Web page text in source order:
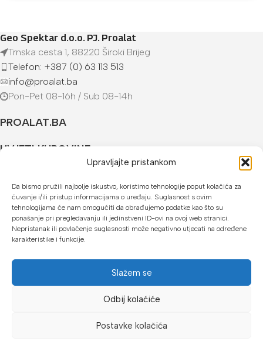
Upravljajte pristankom
Da bismo pružili najbolje iskustvo, koristimo tehnologije poput kolačića za
čuvanje i/ili pristup informacijama o uređaju. Suglasnost s ovim
tehnologijama će nam omogućiti da obrađujemo podatke kao što su
ponašanje pri pregledavanju ili jedinstveni ID-ovi na ovoj web stranici.
Nepristanak ili povlačenje suglasnosti može negativno utjecati na određene
karakteristike i funkcije.
Slažem se
Odbij kolaćiće
Postavke kolačića
Geo Spektar d.o.o. PJ. Proalat
Trnska cesta 1, 88220 Široki Brijeg
Telefon: +387 (0) 63 113 513
info@proalat.ba
Pon-Pet 08-16h / Sub 08-14h
PROALAT.BA
UVJETI KUPOVINE
U našoj web trgovini možete platiti:
Kreditnim karticama jednokratno ili do 24 rate
Općom uplatnicom, virmanom, internet bankarstvom
Gotovinom prilikom preuzimanja
Mikrofin do 18 rata
Copyright © 2026 Proalat.ba